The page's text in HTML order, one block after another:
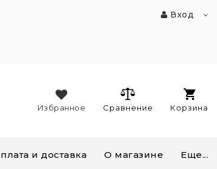
Вход
Корзина
Сравнение
Избранное
и доставка О магазине Еще...